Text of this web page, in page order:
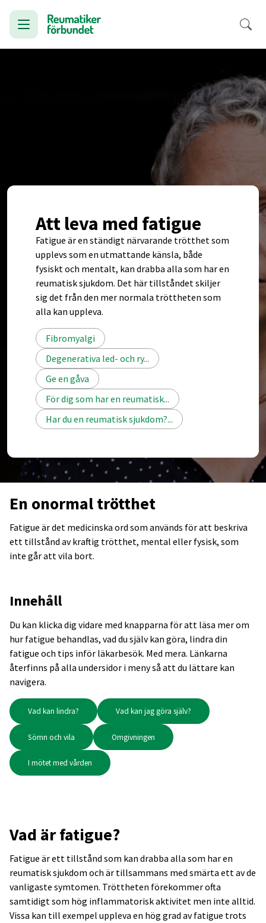
Att leva med fatigue
Fatigue är en ständigt närvarande trötthet som
upplevs som en utmattande känsla, både
fysiskt och mentalt, kan drabba alla som har en
reumatisk sjukdom. Det här tillståndet skiljer
sig det från den mer normala tröttheten som
alla kan uppleva.
Fibromyalgi
Degenerativa led- och ry...
Ge en gåva
För dig som har en reumatisk...
Har du en reumatisk sjukdom?...
En onormal trötthet
Fatigue är det medicinska ord som används för att beskriva
ett tillstånd av kraftig trötthet, mental eller fysisk, som
inte går att vila bort.
Innehåll
Du kan klicka dig vidare med knapparna för att läsa mer om
hur fatigue behandlas, vad du själv kan göra, lindra din
fatigue och tips inför läkarbesök. Med mera. Länkarna
återfinns på alla undersidor i meny så att du lättare kan
navigera.
Vad kan lindra? Vad kan jag göra själv?
Sömn och vila Omgivningen
I mötet med vården
Vad är fatigue?
Fatigue är ett tillstånd som kan drabba alla som har en
reumatisk sjukdom och är tillsammans med smärta ett av de
vanligaste symtomen. Tröttheten förekommer ofta
samtidigt som hög inflammatorisk aktivitet men inte alltid.
Vissa kan till exempel uppleva en hög grad av fatigue trots